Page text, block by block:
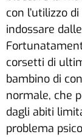
con l’utilizzo
indossare
corsetti di
bambino di
normale, che
dagli abiti
problema